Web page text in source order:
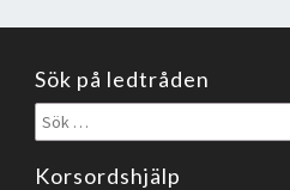
Sök på ledtråden
Sök
efter:
Korsordshjälp